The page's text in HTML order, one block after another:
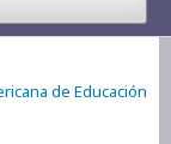
de Educación